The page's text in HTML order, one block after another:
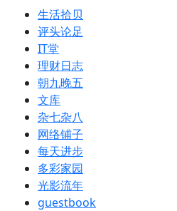
生活拾贝
评头论足
IT堂
理财日志
朝九晚五
文库
杂七杂八
网络铺子
每天进步
多彩家园
光影流年
guestbook